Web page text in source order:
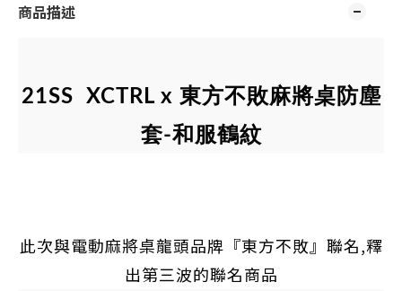
商品描述
21SS
XCTRL x 東方不敗麻將桌防塵
套-和服鶴紋
此次與電動麻將桌龍頭品牌『東方不敗』聯名,釋
出第三波的聯名商品